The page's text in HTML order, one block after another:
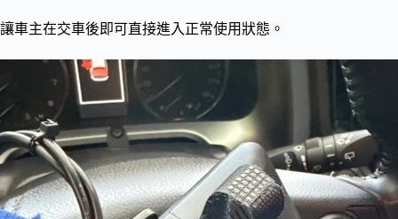
讓車主在交車後即可直接進入正常使用狀態。